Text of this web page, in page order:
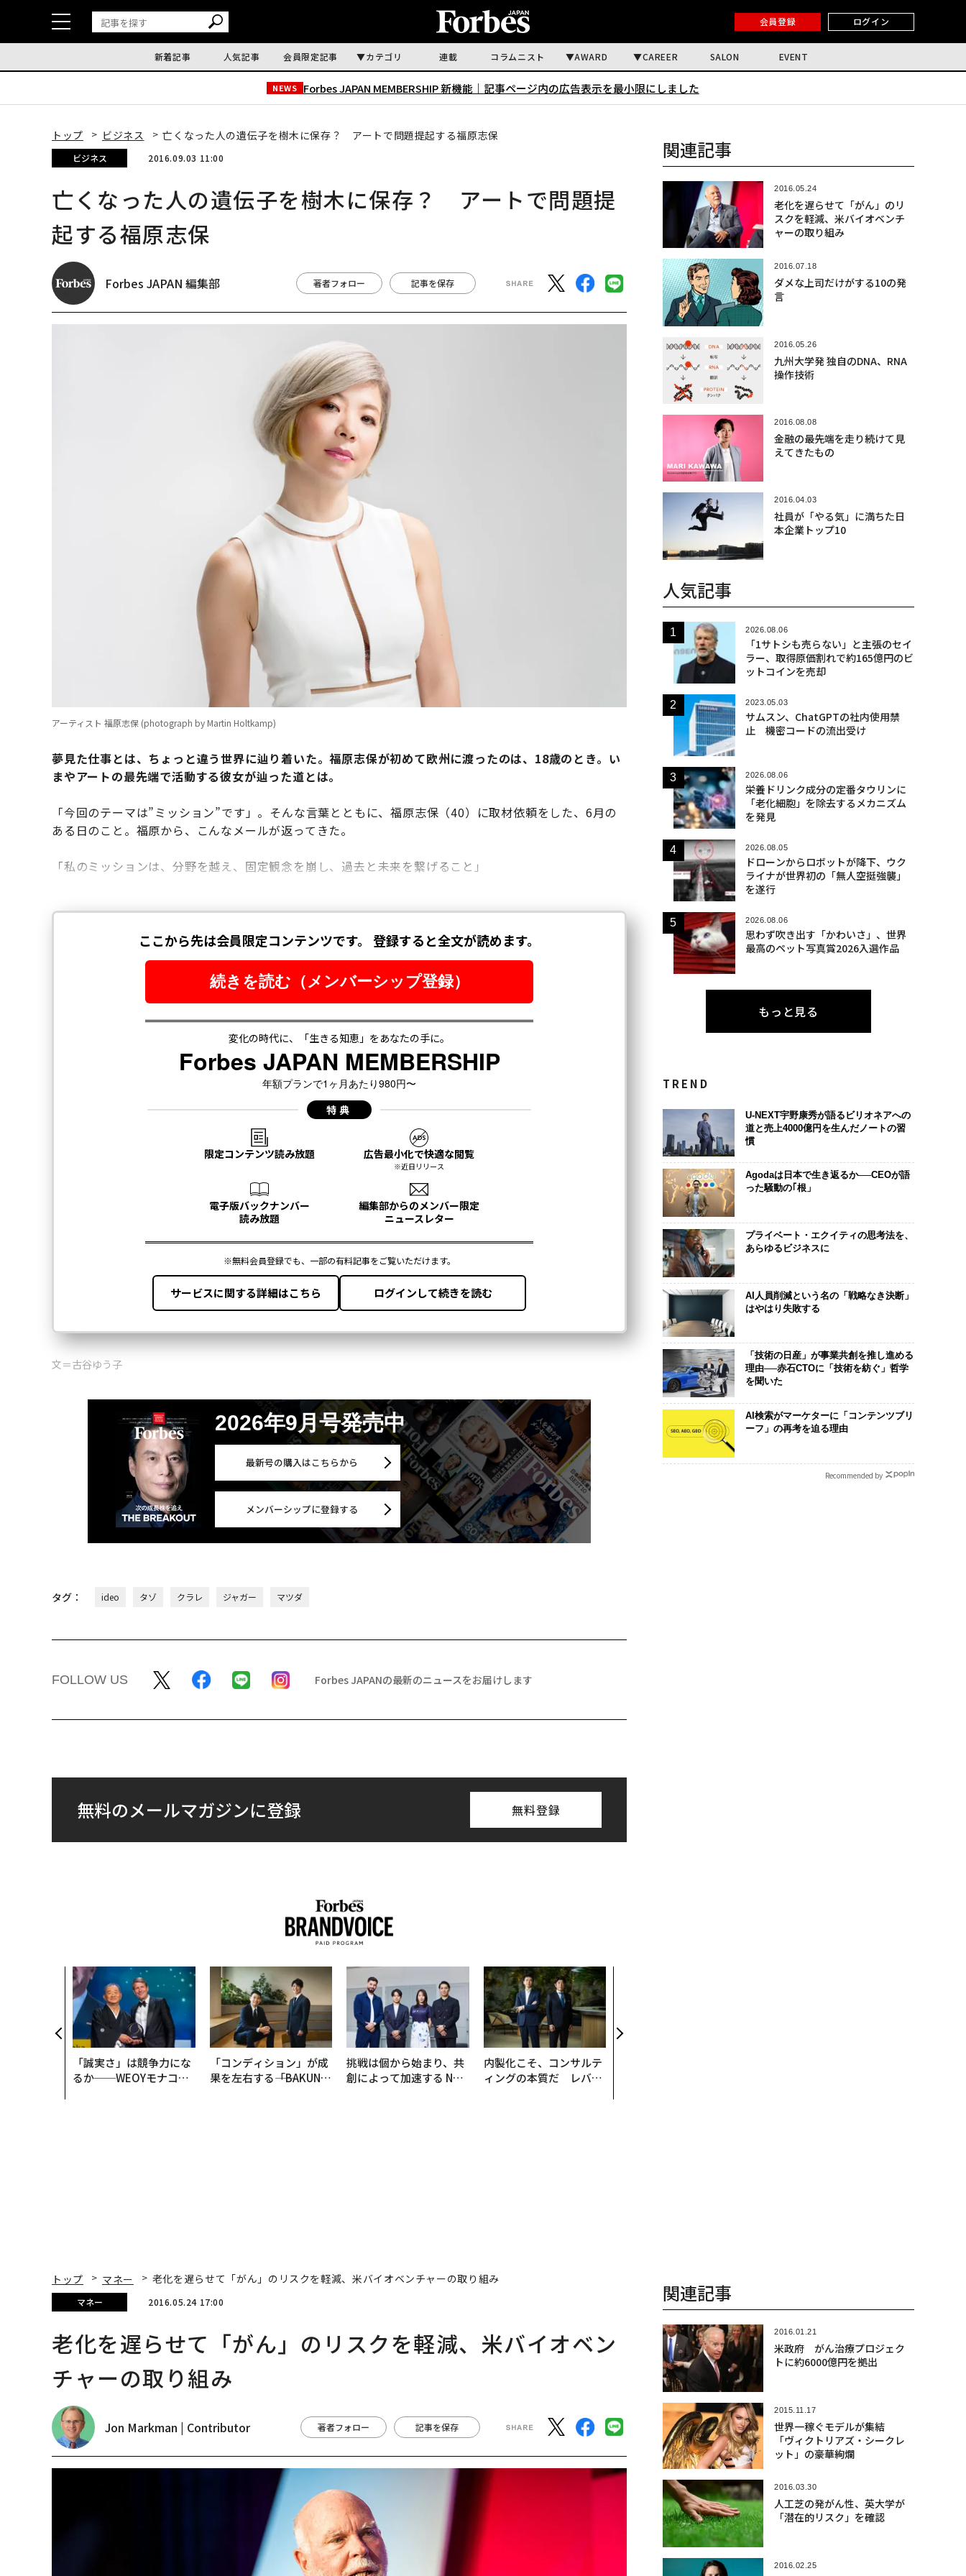
会員登録 ログイン
新着記事 人気記事 会員限定記事 カテゴリ 連載 コラムニスト AWARD CAREER SALON EVENT
NEWS Forbes JAPAN MEMBERSHIP 新機能｜ 記事ページ内の広告表示を最小限にしました
トップ ビジネス 亡くなった人の遺伝子を樹木に保存？ アートで問題提起する福原志保
ビジネス 2016.09.03 11:00
亡くなった人の遺伝子を樹木に保存？ アートで問題提
起する福原志保
Forbes JAPAN 編集部 著者フォロー 記事を保存
アーティスト 福原志保 (photograph by Martin Holtkamp)
夢見た仕事とは、ちょっと違う世界に辿り着いた。福原志保が初めて欧州に渡ったのは、18歳のとき。い
まやアートの最先端で活動する彼女が辿った道とは。
「今回のテーマは”ミッション”です」。そんな言葉とともに、福原志保（40）に取材依頼をした、6月の
ある日のこと。福原から、こんなメールが返ってきた。
「私のミッションは、分野を越え、固定観念を崩し、過去と未来を繋げること」
文＝古谷ゆう子
2026年9月号発売中
最新号の購入はこちらから
メンバーシップに登録する
タグ： ideo タゾ クラレ ジャガー マツダ
FOLLOW US Forbes JAPANの最新のニュースをお届けします
無料のメールマガジンに登録 無料登録
「誠実さ」は競争力にな
るか──WEOYモナコで
「コンディション」が成
果を左右する――「BAKUN
挑戦は個から始まり、共
創によって加速する NOR
内製化こそ、コンサルテ
ィングの本質だ レバレ
ビジネス×PwC】
関連記事
2016.05.24
老化を遅らせて「がん」のリ
スクを軽減、米バイオベンチ
ャーの取り組み
2016.07.18
ダメな上司だけがする10の発
言
2016.05.26
九州大学発 独自のDNA、RNA
操作技術
2016.08.08
金融の最先端を走り続けて見
えてきたもの
2016.04.03
社員が「やる気」に満ちた日
本企業トップ10
人気記事
2026.08.06
「1サトシも売らない」と主張のセイ
ラー、取得原価割れで約165億円のビ
ットコインを売却
2023.05.03
サムスン、ChatGPTの社内使用禁
止 機密コードの流出受け
2026.08.06
栄養ドリンク成分の定番タウリンに
「老化細胞」を除去するメカニズム
を発見
2026.08.05
ドローンからロボットが降下、ウク
ライナが世界初の「無人空挺強襲」
を遂行
2026.08.06
思わず吹き出す「かわいさ」、世界
最高のペット写真賞2026入選作品
もっと見る
TREND
U-NEXT宇野康秀が語るビリオネアへの
道と売上4000億円を生んだノートの習
慣
Agodaは日本で生き返るか──CEOが語
った騒動の｢根」
プライベート・エクイティの思考法を、
あらゆるビジネスに
AI人員削減という名の「戦略なき決断」
はやはり失敗する
「技術の日産」が事業共創を推し進める
理由──赤石CTOに「技術を紡ぐ」哲学
を聞いた
AI検索がマーケターに「コンテンツブリ
ーフ」の再考を迫る理由
Recommended by
トップ マネー 老化を遅らせて「がん」のリスクを軽減、米バイオベンチャーの取り組み
マネー 2016.05.24 17:00
老化を遅らせて「がん」のリスクを軽減、米バイオベン
チャーの取り組み
Jon Markman | Contributor 著者フォロー 記事を保存
関連記事
2016.01.21
米政府 がん治療プロジェク
トに約6000億円を拠出
2015.11.17
世界一稼ぐモデルが集結
「ヴィクトリアズ・シークレ
ット」の豪華絢爛
2016.03.30
人工芝の発がん性、英大学が
「潜在的リスク」を確認
2016.02.25